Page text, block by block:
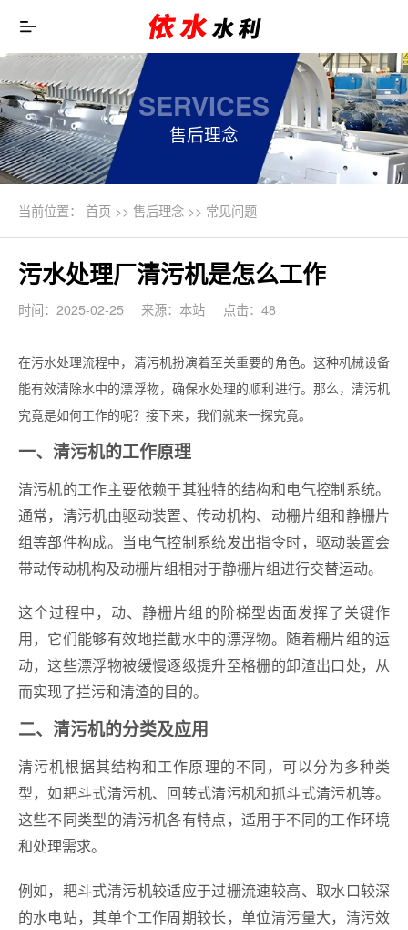
SERVICES
售后理念
当前位置： 首页>> 售后理念>> 常见问题
污水处理厂清污机是怎么工作
时间：2025-02-25 来源：本站 点击：48
在污水处理流程中，清污机扮演着至关重要的角色。这种机械设备
能有效清除水中的漂浮物，确保水处理的顺利进行。那么，清污机
究竟是如何工作的呢？接下来，我们就来一探究竟。
一、清污机的工作原理
清污机的工作主要依赖于其独特的结构和电气控制系统。
通常，清污机由驱动装置、传动机构、动栅片组和静栅片
组等部件构成。当电气控制系统发出指令时，驱动装置会
带动传动机构及动栅片组相对于静栅片组进行交替运动。
这个过程中，动、静栅片组的阶梯型齿面发挥了关键作
用，它们能够有效地拦截水中的漂浮物。随着栅片组的运
动，这些漂浮物被缓慢逐级提升至格栅的卸渣出口处，从
而实现了拦污和清渣的目的。
二、清污机的分类及应用
清污机根据其结构和工作原理的不同，可以分为多种类
型，如耙斗式清污机、回转式清污机和抓斗式清污机等。
这些不同类型的清污机各有特点，适用于不同的工作环境
和处理需求。
例如，耙斗式清污机较适应于过栅流速较高、取水口较深
的水电站，其单个工作周期较长，单位清污量大，清污效